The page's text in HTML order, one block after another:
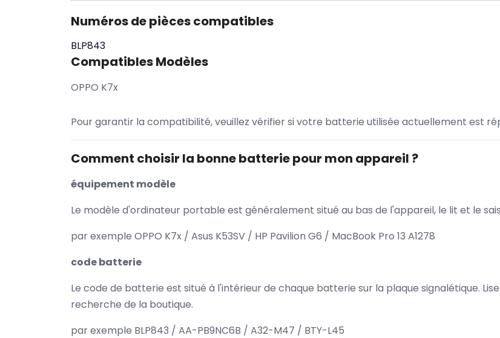
Numéros de pièces compatibles
BLP843
Compatibles Modèles
OPPO K7x
Pour garantir la compatibilité, veuillez vérifier si votre batterie utilisée actuellement est
Comment choisir la bonne batterie pour mon appareil ?
équipement modèle
Le modèle d'ordinateur portable est généralement situé au bas de l'appareil, le lit et le
par exemple OPPO K7x / Asus K53SV / HP Pavilion G6 / MacBook Pro 13 A1278
code batterie
Le code de batterie est situé à l'intérieur de chaque batterie sur la plaque signalétique.
recherche de la boutique.
par exemple BLP843 / AA-PB9NC6B / A32-M47 / BTY-L45